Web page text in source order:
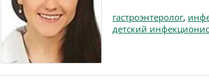
гастроэнтеролог,
детский